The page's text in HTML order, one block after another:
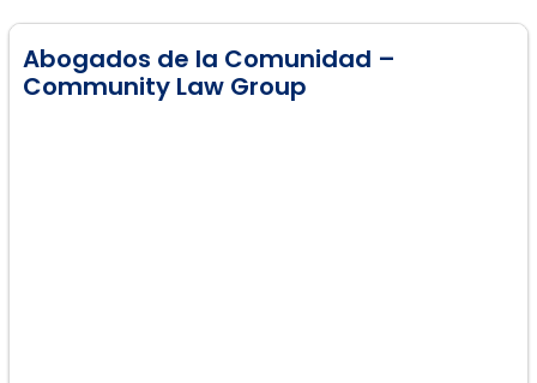
Abogados de la Comunidad –
Community Law Group